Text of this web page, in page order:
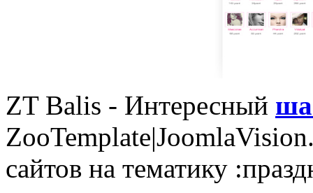
ZT Balis - Интересный
сайтов на тематику